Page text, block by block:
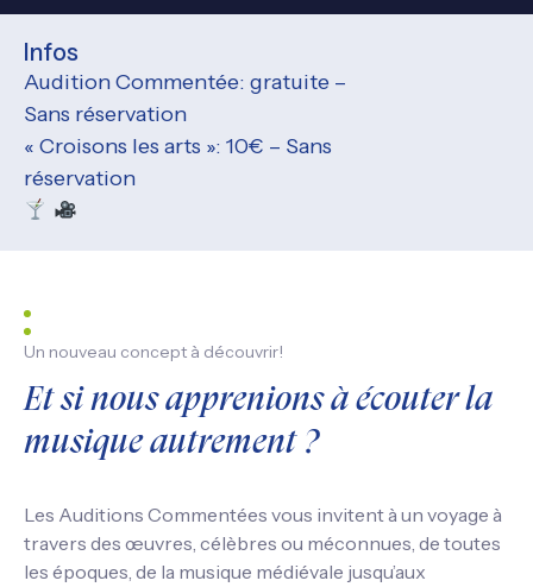
Infos
Audition Commentée: gratuite –
Sans réservation
« Croisons les arts »: 10€ – Sans
réservation
Un nouveau concept à découvrir!
Et si nous apprenions à écouter la
musique autrement ?
Les Auditions Commentées vous invitent à un voyage à
travers des œuvres, célèbres ou méconnues, de toutes
les époques, de la musique médiévale jusqu’aux